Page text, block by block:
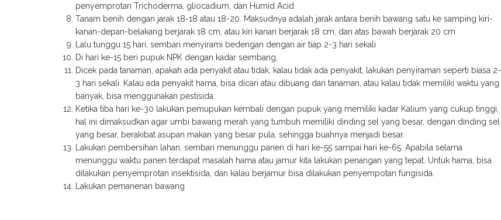
penyemprotan Trichoderma, gliocadium, dan Humid Acid
Tanam benih dengan jarak 18-18 atau 18-20. Maksudnya adalah jarak antara benih bawang satu ke samping kiri-
kanan-depan-belakang berjarak 18 cm, atau kiri kanan berjarak 18 cm, dan atas bawah berjarak 20 cm
Lalu tunggu 15 hari, sembari menyirami bedengan dengan air tiap 2-3 hari sekali
Di hari ke-15 beri pupuk NPK dengan kadar seimbang,
Dicek pada tanaman, apakah ada penyakit atau tidak, kalau tidak ada penyakit, lakukan penyiraman seperti biasa 2-
3 hari sekali. Kalau ada penyakit hama, bisa dicari atau dibuang dari tanaman, atau kalau tidak memiliki waktu yang
banyak, bisa menggunakan pestisida.
Ketika tiba hari ke-30 lakukan pemupukan kembali dengan pupuk yang memiliki kadar Kalium yang cukup tinggi,
hal ini dimaksudkan agar umbi bawang merah yang tumbuh memiliki dinding sel yang besar, dengan dinding sel
yang besar, berakibat asupan makan yang besar pula, sehingga buahnya menjadi besar.
Lakukan pembersihan lahan, sembari menunggu panen di hari ke-55 sampai hari ke-65. Apabila selama
menunggu waktu panen terdapat masalah hama atau jamur kita lakukan penangan yang tepat. Untuk hama, bisa
dilakukan penyemprotan insektisida, dan kalau berjamur bisa dilakukan penyempotan fungisida.
Lakukan pemanenan bawang